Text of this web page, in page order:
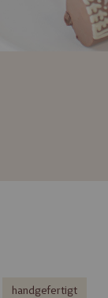
handgefertigt